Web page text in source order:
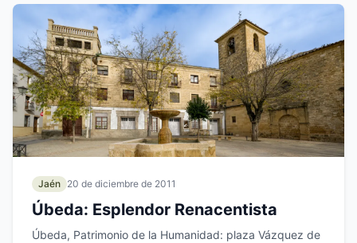
Jaén 20 de diciembre de 2011
Úbeda: Esplendor Renacentista
Úbeda, Patrimonio de la Humanidad: plaza Vázquez de